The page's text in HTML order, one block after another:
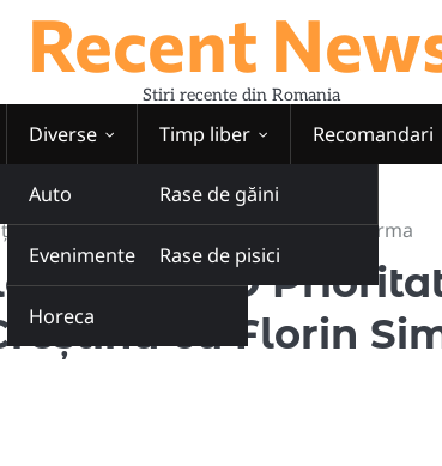
Recent
Stiri recente din Romania
Diverse
Auto
Evenimente
Horeca
Timp liber
Rase de găini
Rase de pisici
Recomandari
Național Creștină cu Florin Simion la carma
Rurale: O
cu Florin